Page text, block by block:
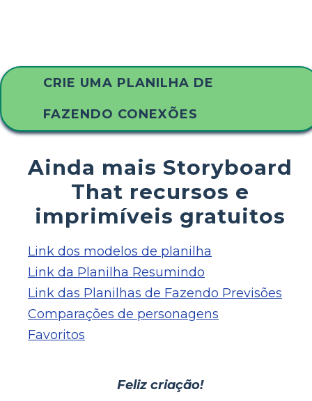
CRIE UMA PLANILHA DE
FAZENDO CONEXÕES
Ainda mais Storyboard
That recursos e
imprimíveis gratuitos
Link dos modelos de planilha
Link da Planilha Resumindo
Link das Planilhas de Fazendo Previsões
Comparações de personagens
Favoritos
Feliz criação!